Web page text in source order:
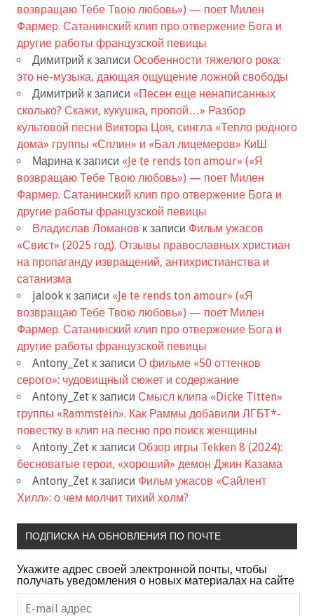
возвращаю Тебе Твою любовь») — поет Милен
Фармер. Сатанинский клип про отвержение Бога и
другие работы французской певицы
Димитрий к записи Особенности тяжелого рока:
это не-музыка, дающая ощущение ложной свободы
Димитрий к записи «Песен еще ненаписанных
сколько? Скажи, кукушка, пропой…» Разбор
культовой песни Виктора Цоя, сингла «Тепло родного
дома» группы «Сплин» и «Бал лицемеров» КиШ
Марина к записи «Je te rends ton amour» («Я
возвращаю Тебе Твою любовь») — поет Милен
Фармер. Сатанинский клип про отвержение Бога и
другие работы французской певицы
Владислав Ломанов к записи Фильм ужасов
«Свист» (2025 год). Отзывы православных христиан
на пропаганду извращений, антихристианства и
сатанизма
jalook к записи «Je te rends ton amour» («Я
возвращаю Тебе Твою любовь») — поет Милен
Фармер. Сатанинский клип про отвержение Бога и
другие работы французской певицы
Antony_Zet к записи О фильме «50 оттенков
серого»: чудовищный сюжет и содержание
Antony_Zet к записи Смысл клипа «Dicke Titten»
группы «Rammstein». Как Раммы добавили ЛГБТ*-
повестку в клип на песню про поиск женщины
Antony_Zet к записи Обзор игры Tekken 8 (2024):
бесноватые герои, «хороший» демон Джин Казама
Antony_Zet к записи Фильм ужасов «Сайлент
Хилл»: о чем молчит тихий холм?
ПОДПИСКА НА ОБНОВЛЕНИЯ ПО ПОЧТЕ
Укажите адрес своей электронной почты, чтобы
получать уведомления о новых материалах на сайте
E-
mail